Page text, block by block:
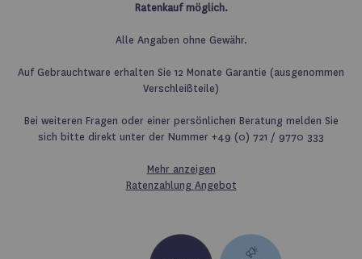
Ratenkauf möglich.
Alle Angaben ohne Gewähr.
Auf Gebrauchtware erhalten Sie 12 Monate Garantie (ausgenommen
Verschleißteile)
Bei weiteren Fragen oder einer persönlichen Beratung melden Sie
sich bitte direkt unter der Nummer +49 (0) 721 / 9770 333
Mehr anzeigen
Ratenzahlung Angebot